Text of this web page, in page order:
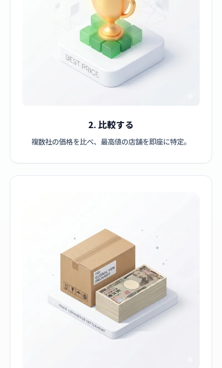
2. 比較する
複数社の価格を比べ、最高値の店舗を即座に特定。